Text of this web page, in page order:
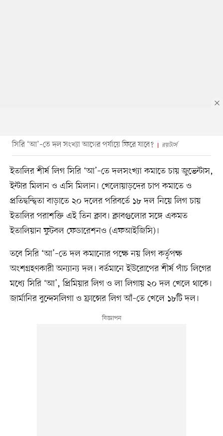
সিরি ‘আ’–তে দল সংখ্যা আগের পর্যায়ে ফিরে যাবে? রয়টার্স
ইতালির শীর্ষ লিগ সিরি ‘আ’–তে দলসংখ্যা কমাতে চায় জুভেন্টাস,
ইন্টার মিলান ও এসি মিলান। খেলোয়াড়দের চাপ কমাতে ও
প্রতিদ্বন্দ্বিতা বাড়াতে ২০ দলের পরিবর্তে ১৮ দল নিয়ে লিগ চায়
ইতালির পরাশক্তি এই তিন ক্লাব। ক্লাবগুলোর সঙ্গে একমত
ইতালিয়ান ফুটবল ফেডারেশনও (এফআইজিসি)।
তবে সিরি ‘আ’–তে দল কমানোর পক্ষে নয় লিগ কর্তৃপক্ষ
অংশগ্রহণকারী অন্যান্য দল। বর্তমানে ইউরোপের শীর্ষ পাঁচ লিগের
মধ্যে সিরি ‘আ’, প্রিমিয়ার লিগ ও লা লিগায় ২০ দল খেলে থাকে।
জার্মানির বুন্দেসলিগা ও ফ্রান্সের লিগ আঁ–তে খেলে ১৮টি দল।